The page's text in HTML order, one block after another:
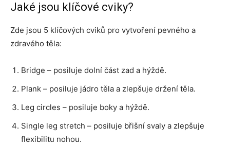
Jaké jsou klíčové cviky?
Zde jsou 5 klíčových cviků pro vytvoření pevného a
zdravého těla:
Bridge – posiluje dolní část zad a hýždě.
Plank – posiluje jádro těla a zlepšuje držení těla.
Leg circles – posiluje boky a hýždě.
Single leg stretch – posiluje břišní svaly a zlepšuje
flexibilitu nohou.